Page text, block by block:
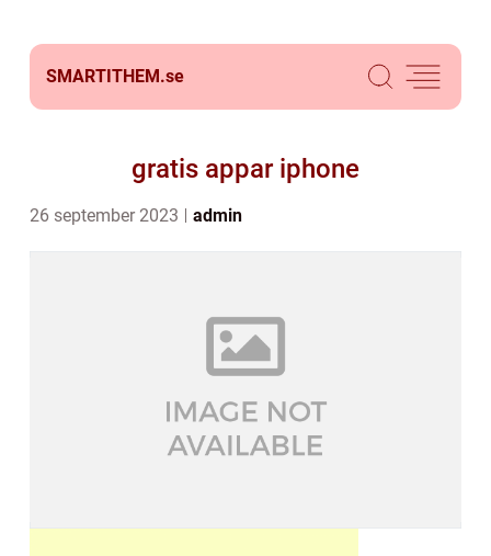
SMARTITHEM.se
gratis appar iphone
26 september 2023 admin